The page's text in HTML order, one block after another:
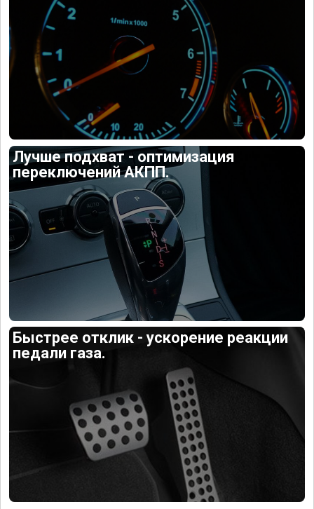
Лучше подхват - оптимизация
переключений АКПП.
Быстрее отклик - ускорение реакции
педали газа.